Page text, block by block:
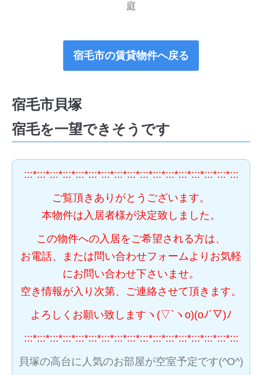
庭
宿毛市の賃貸物件へ戻る
宿毛市貝塚
宿毛を一望できそうです
:::*:::*:::*:::*:::*:::*:::*:::*:::*:::*:::*:::*:::*:::*:::*:::*:::
ご覧頂きありがとうございます。
本物件は入居者様が決定致しました。
この物件への入居をご希望される方は、
お電話、または問い合わせフォームよりお気軽
にお問い合わせ下さいませ。
空き情報が入り次第、ご連絡させて頂きます。
よろしくお願い致しますヽ(▽`ヽo)(oﾉ´▽)ﾉ
:::*:::*:::*:::*:::*:::*:::*:::*:::*:::*:::*:::*:::*:::*:::*:::*:::
貝塚の高台に人気のお部屋が空室予定です(^O^)